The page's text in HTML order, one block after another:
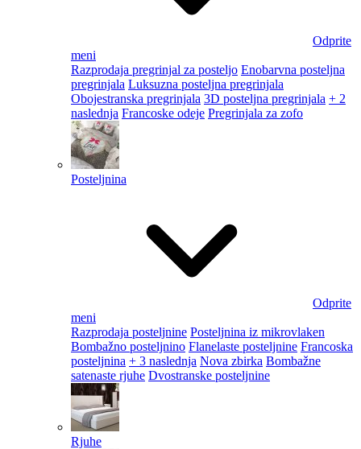
Odprite
meni
Razprodaja pregrinjal za posteljo Enobarvna posteljna
pregrinjala Luksuzna posteljna pregrinjala
Obojestranska pregrinjala 3D posteljna pregrinjala + 2
naslednja Francoske odeje Pregrinjala za zofo
Posteljnina
Odprite
meni
Razprodaja posteljnine Posteljnina iz mikrovlaken
Bombažno posteljnino Flanelaste posteljnine Francoska
posteljnina + 3 naslednja Nova zbirka Bombažne
satenaste rjuhe Dvostranske posteljnine
Rjuhe